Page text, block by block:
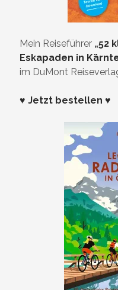
Mein Reiseführer „52
Eskapaden in
im DuMont
♥ Jetzt bestellen ♥